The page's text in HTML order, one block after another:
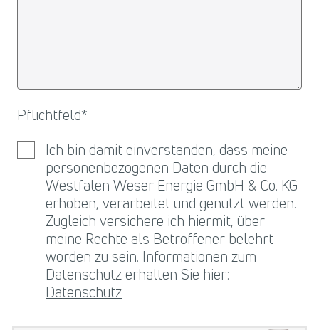
Pflichtfeld*
Ich bin damit einverstanden, dass meine
personenbezogenen Daten durch die
Westfalen Weser Energie GmbH & Co. KG
erhoben, verarbeitet und genutzt werden.
Zugleich versichere ich hiermit, über
meine Rechte als Betroffener belehrt
worden zu sein. Informationen zum
Datenschutz erhalten Sie hier:
Datenschutz